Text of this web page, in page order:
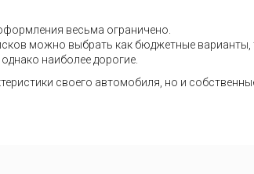
весьма ограничено.
можно выбрать как бюджетные
наиболее дорогие.
своего автомобиля, но и